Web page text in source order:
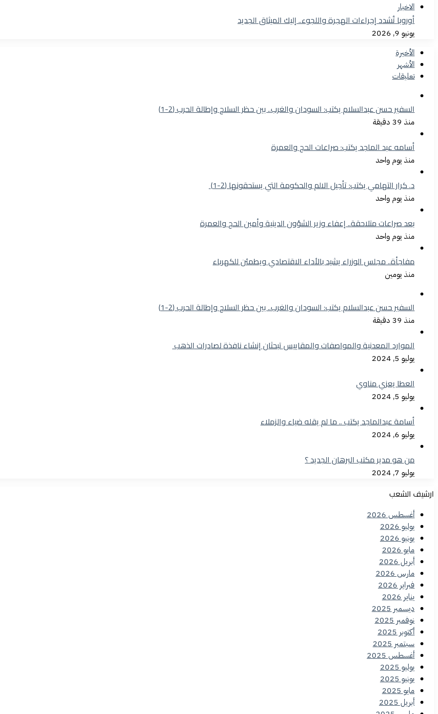
الاخبار
أوروبا تُشدد إجراءات الهجرة واللجوء.. إليك الميثاق الجديد
يونيو 9, 2026
الأخيرة
الأشهر
تعليقات
السفير حسن عبدالسلام يكتب: السودان والغرب.. بين حظر السلاح وإطالة الحرب (2-1)
منذ 39 دقيقة
أسامه عبد الماجد يكتب: صراعات الحج والعمرة
منذ يوم واحد
د. كرار التهامي يكتب: تأجيل الالم والحكومة التي يستحقونها (2-1)
منذ يوم واحد
بعد صراعات متلاحقة.. إعفاء وزير الشؤون الدينية وأمين الحج والعمرة
منذ يوم واحد
مفاجأة.. مجلس الوزراء يشيد بالأداء الاقتصادي ويطمئن للكهرباء
منذ يومين
السفير حسن عبدالسلام يكتب: السودان والغرب.. بين حظر السلاح وإطالة الحرب (2-1)
منذ 39 دقيقة
الموارد المعدنية والمواصفات والمقاييس تبحثان إنشاء نافذة لصادرات الذهب
يوليو 5, 2024
العطا يعزي مناوي
يوليو 5, 2024
أسامة عبدالماجد يكتب .. ما لم يقله ضياء والزملاء
يوليو 6, 2024
من هو مدير مكتب البرهان الجديد ؟
يوليو 7, 2024
ارشيف الشعب
أغسطس 2026
يوليو 2026
يونيو 2026
مايو 2026
أبريل 2026
مارس 2026
فبراير 2026
يناير 2026
ديسمبر 2025
نوفمبر 2025
أكتوبر 2025
سبتمبر 2025
أغسطس 2025
يوليو 2025
يونيو 2025
مايو 2025
أبريل 2025